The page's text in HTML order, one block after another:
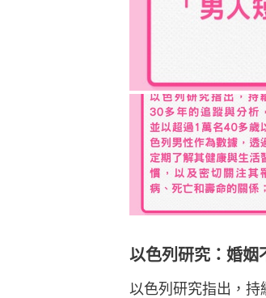
以色列研究：婚姻
以色列研究指出，持